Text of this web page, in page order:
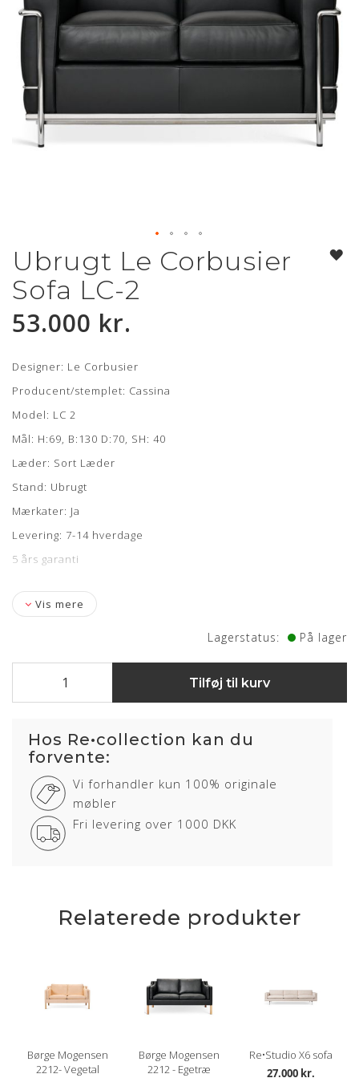
Gå
til
starten
af
billedgalleriet
Ubrugt Le Corbusier
Sofa LC-2
53.000 kr.
Designer: Le Corbusier
Producent/stemplet: Cassina
Model: LC 2
Mål: H:69, B:130 D:70, SH: 40
Læder: Sort Læder
Stand: Ubrugt
Mærkater: Ja
Levering: 7-14 hverdage
5 års garanti
Vis mere
Lagerstatus: På lager
Tilføj til kurv
Hos Re•collection kan du
forvente:
Vi forhandler kun 100% originale
møbler
Fri levering over 1000 DKK
Relaterede produkter
Børge Mogensen
2212- Vegetal
Børge Mogensen
2212 - Egetræ
Re•Studio X6 sofa
27.000 kr.